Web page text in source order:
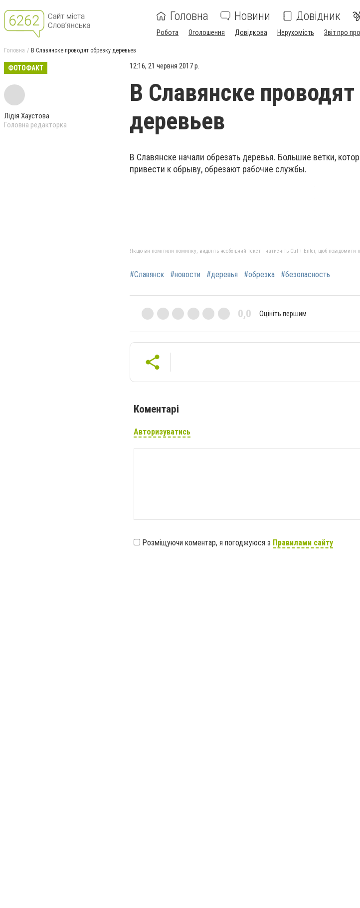
Головна Новини Довідник
Робота Оголошення Довідкова Нерухомість Звіт про
Головна В Славянске проводят обрезку деревьев
ФОТОФАКТ
Лідія Хаустова
Головна редакторка
12:16, 21 червня 2017 р.
В Славянске
деревьев
В Славянске начали обрезать деревья. Большие ветки,
привести к обрыву, обрезают рабочие службы.
Якщо ви помітили помилку, виділіть необхідний текст і натисніть Ctrl + Enter, щоб повідомити
#Славянск #новости #деревья #обрезка #безопасность
0,0 Оцініть першим
Коментарі
Авторизуватись
Розміщуючи коментар, я погоджуюся з Правилами сайту